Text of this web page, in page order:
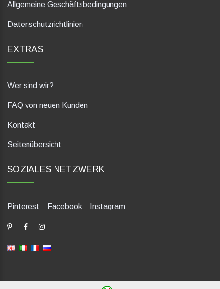
Allgemeine Geschäftsbedingungen
Datenschutzrichtlinien
EXTRAS
Wer sind wir?
FAQ von neuen Kunden
Kontakt
Seitenübersicht
SOZIALES NETZWERK
Pinterest Facebook Instagram